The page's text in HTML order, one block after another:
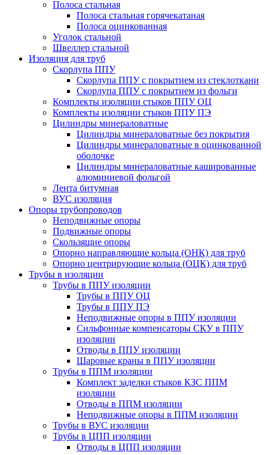
Полоса стальная
Полоса стальная горячекатаная
Полоса оцинкованная
Уголок стальной
Швеллер стальной
Изоляция для труб
Скорлупа ППУ
Скорлупа ППУ с покрытием из стеклоткани
Скорлупа ППУ с покрытием из фольги
Комплекты изоляции стыков ППУ ОЦ
Комплекты изоляции стыков ППУ ПЭ
Цилиндры минераловатные
Цилиндры минераловатные без покрытия
Цилиндры минераловатные в оцинкованной
оболочке
Цилиндры минераловатные кашированные
алюминиевой фольгой
Лента битумная
ВУС изоляция
Опоры трубопроводов
Неподвижные опоры
Подвижные опоры
Скользящие опоры
Опорно направляющие кольца (ОНК) для труб
Опорно центрирующие кольца (ОЦК) для труб
Трубы в изоляции
Трубы в ППУ изоляции
Трубы в ППУ ОЦ
Трубы в ППУ ПЭ
Неподвижные опоры в ППУ изоляции
Сильфонные компенсаторы СКУ в ППУ
изоляции
Отводы в ППУ изоляции
Шаровые краны в ППУ изоляции
Трубы в ППМ изоляции
Комплект заделки стыков КЗС ППМ
изоляции
Отводы в ППМ изоляции
Неподвижные опоры в ППМ изоляции
Трубы в ВУС изоляции
Трубы в ЦПП изоляции
Отводы в ЦПП изоляции